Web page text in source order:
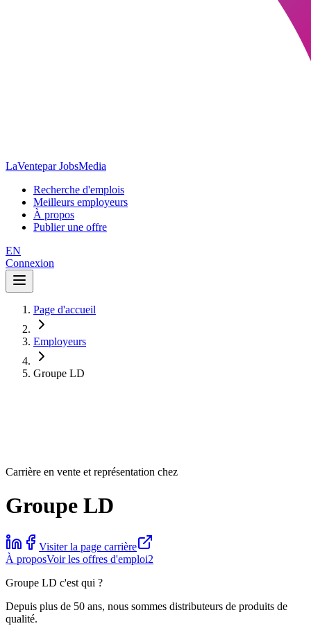
LaVentepar JobsMedia
Recherche d'emplois
Meilleurs employeurs
À propos
Publier une offre
EN
Connexion
Page d'accueil
Employeurs
Groupe LD
Carrière en vente et représentation chez
Groupe LD
Visiter la page carrière
À proposVoir les offres d'emploi2
Groupe LD c'est qui ?
Depuis plus de 50 ans, nous sommes distributeurs de produits de
qualité.